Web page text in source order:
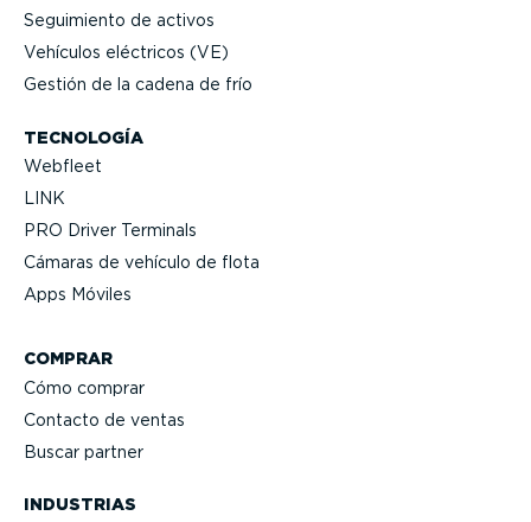
Seguimiento de activos
Vehículos eléctricos (VE)
Gestión de la cadena de frío
TECNOLOGÍA
Webfleet
LINK
PRO Driver Terminals
Cámaras de vehículo de flota
Apps Móviles
COMPRAR
Cómo comprar
Contacto de ventas
Buscar partner
INDUSTRIAS